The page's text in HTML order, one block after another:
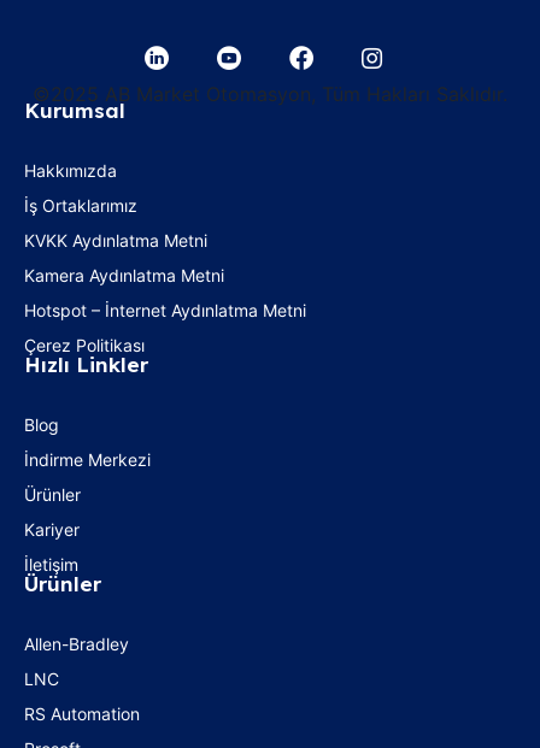
©2025 AB Market Otomasyon, Tüm Hakları Saklıdır.
Kurumsal
Hakkımızda
İş Ortaklarımız
KVKK Aydınlatma Metni
Kamera Aydınlatma Metni
Hotspot – İnternet Aydınlatma Metni
Çerez Politikası
Hızlı Linkler
Blog
İndirme Merkezi
Ürünler
Kariyer
İletişim
Ürünler
Allen-Bradley
LNC
RS Automation